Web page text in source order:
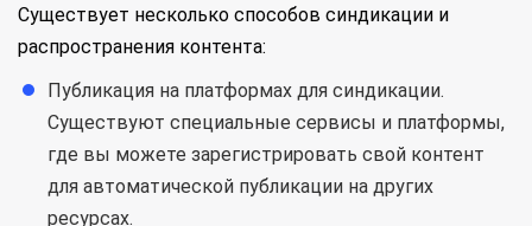
Существует несколько способов синдикации и
распространения контента:
Публикация на платформах для синдикации.
Существуют специальные сервисы и платформы,
где вы можете зарегистрировать свой контент
для автоматической публикации на других
ресурсах.